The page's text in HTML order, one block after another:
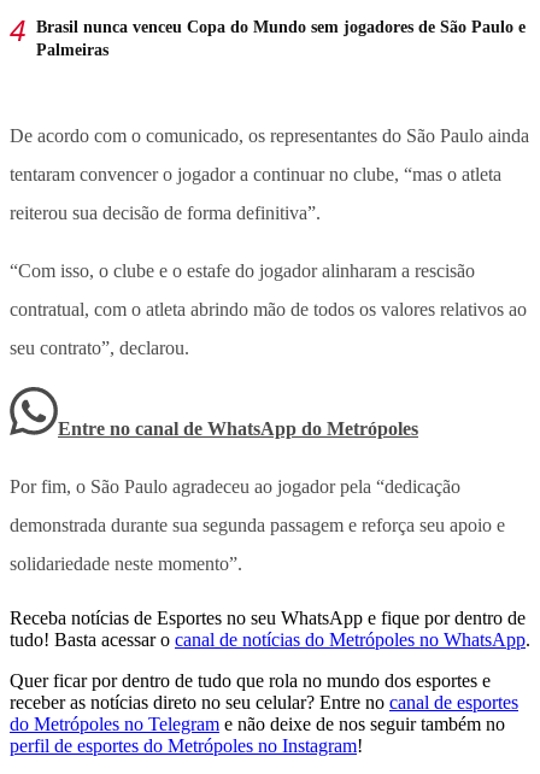
Brasil nunca venceu Copa do Mundo sem jogadores de São Paulo e
Palmeiras
De acordo com o comunicado, os representantes do São Paulo ainda
tentaram convencer o jogador a continuar no clube, “mas o atleta
reiterou sua decisão de forma definitiva”.
“Com isso, o clube e o estafe do jogador alinharam a rescisão
contratual, com o atleta abrindo mão de todos os valores relativos ao
seu contrato”, declarou.
Entre no canal de WhatsApp do Metrópoles
Por fim, o São Paulo agradeceu ao jogador pela “dedicação
demonstrada durante sua segunda passagem e reforça seu apoio e
solidariedade neste momento”.
Receba notícias de Esportes no seu WhatsApp e fique por dentro de
tudo! Basta acessar o canal de notícias do Metrópoles no WhatsApp.
Quer ficar por dentro de tudo que rola no mundo dos esportes e
receber as notícias direto no seu celular? Entre no canal de esportes
do Metrópoles no Telegram e não deixe de nos seguir também no
perfil de esportes do Metrópoles no Instagram!